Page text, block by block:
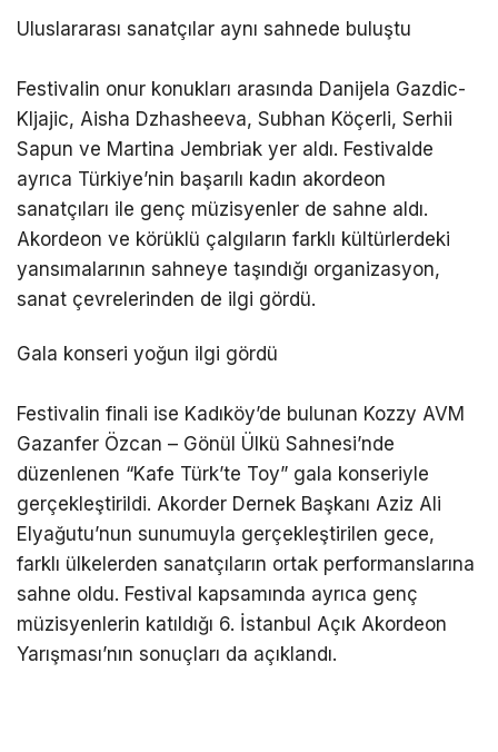
Uluslararası sanatçılar aynı sahnede buluştu
Festivalin onur konukları arasında Danijela Gazdic-
Kljajic, Aisha Dzhasheeva, Subhan Köçerli, Serhii
Sapun ve Martina Jembriak yer aldı. Festivalde
ayrıca Türkiye’nin başarılı kadın akordeon
sanatçıları ile genç müzisyenler de sahne aldı.
Akordeon ve körüklü çalgıların farklı kültürlerdeki
yansımalarının sahneye taşındığı organizasyon,
sanat çevrelerinden de ilgi gördü.
Gala konseri yoğun ilgi gördü
Festivalin finali ise Kadıköy’de bulunan Kozzy AVM
Gazanfer Özcan – Gönül Ülkü Sahnesi’nde
düzenlenen “Kafe Türk’te Toy” gala konseriyle
gerçekleştirildi. Akorder Dernek Başkanı Aziz Ali
Elyağutu’nun sunumuyla gerçekleştirilen gece,
farklı ülkelerden sanatçıların ortak performanslarına
sahne oldu. Festival kapsamında ayrıca genç
müzisyenlerin katıldığı 6. İstanbul Açık Akordeon
Yarışması’nın sonuçları da açıklandı.